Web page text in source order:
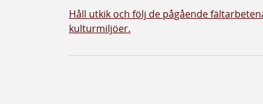
Håll utkik och följ de pågående
kulturmiljöer.